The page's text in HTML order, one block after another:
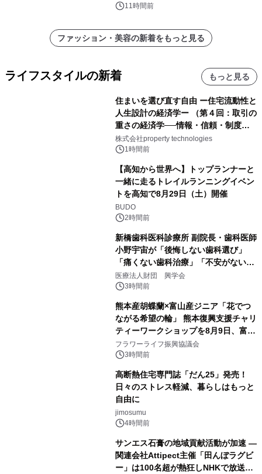
11時間前
ファッション・美容の新着をもっと見る
ライフスタイルの新着 もっと見る
住まいを選び直す自由 ー住宅流動性と
人生設計の経済学ー （第４回：取引の
重さの経済学──情報・信頼・制度を
PropTechはどう組み替えるか）｜
PropTech-Lab
株式会社property technologies
1時間前
【高知から世界へ】トップランナーと
一緒に走るトレイルランニングイベン
トを高知で8月29日（土）開催
BUDO
2時間前
新橋歯科医科診療所 副院長・歯科医師
小野宇宙が「後悔しない歯科選び」
「痛くない歯科治療」「不安がない治
療計画」をテーマに専門監修
医療法人財団 興学会
3時間前
熊本産胡蝶蘭×富山産ジニア「花でつ
ながる希望の輪」 熊本復興支援チャリ
ティーワークショップを8月9日、富
山・射水で開催
フラワーライフ振興協議会
3時間前
高断熱住宅専門誌「だん25」発売！
日々のストレス軽減、暮らしはもっと
自由に
jimosumu
4時間前
サンエス石膏の地域貢献活動が加速 ―
関連会社Attipect主催「田んぼラグビ
ー」は100名超が熱狂しNHKで放送さ